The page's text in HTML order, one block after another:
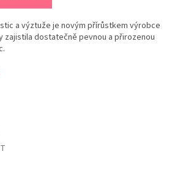
a výztuže je novým přírůstkem výrobce
zajistila dostatečně pevnou a přirozenou